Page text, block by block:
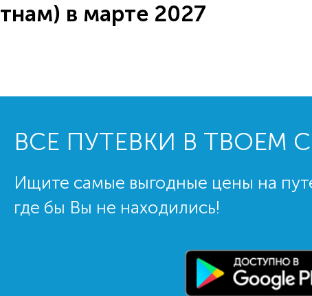
в марте 2027
ВСЕ ПУТЕВКИ В ТВОЕМ
Ищите самые выгодные цены на
где бы Вы не находились!